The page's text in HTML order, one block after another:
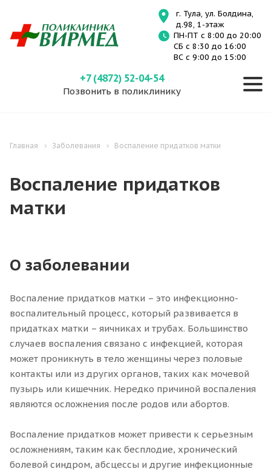
г. Тула, ул. Болдина,
д.98, 1-этаж
ПН-ПТ с 8:00 до 20:00
СБ с 8:30 до 16:00
ВС с 9:00 до 15:00
+7 (4872) 52-04-54
Позвонить в поликлинику
Главная Заболевания Воспаление придатков матки
Воспаление придатков
матки
О заболевании
Воспаление придатков матки – это инфекционно-
воспалительный процесс, который развивается в
придатках матки – яичниках и трубах. Большинство
случаев воспаления связано с инфекцией, которая
может проникнуть в тело женщины через половые
контакты или из других органов, таких как мочевой
пузырь или кишечник. Нередко причиной воспаления
являются осложнения после родов или абортов.
Воспаление придатков может привести к серьезным
осложнениям, таким как бесплодие, хронический
болевой синдром, абсцессы и другие инфекционные